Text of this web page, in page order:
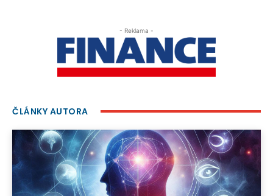
- Reklama -
ČLÁNKY AUTORA